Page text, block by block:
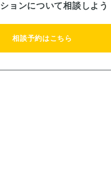
ョンについて相談しよう
相談予約はこちら